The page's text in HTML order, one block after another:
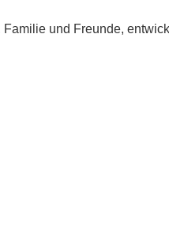
und Freunde,